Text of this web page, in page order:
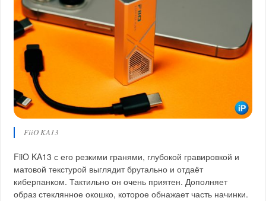
FiiO KA13
FiiO KA13 с его резкими гранями, глубокой гравировкой и
матовой текстурой выглядит брутально и отдаёт
киберпанком. Тактильно он очень приятен. Дополняет
образ стеклянное окошко, которое обнажает часть начинки.